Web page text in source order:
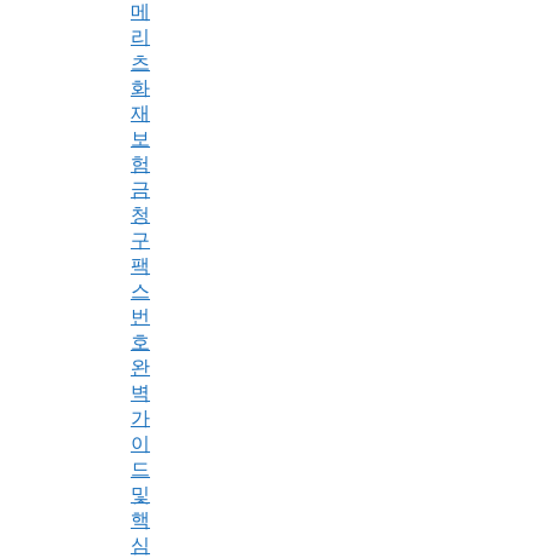
메
리
츠
화
재
보
험
금
청
구
팩
스
번
호
완
벽
가
이
드
및
핵
심